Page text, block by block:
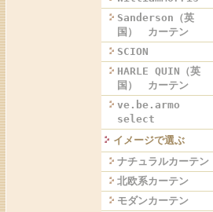
Sanderson（英
国） カーテン
SCION
HARLE QUIN（英
国） カーテン
ve.be.armo
select
イメージで選ぶ
ナチュラルカーテン
北欧系カーテン
モダンカーテン